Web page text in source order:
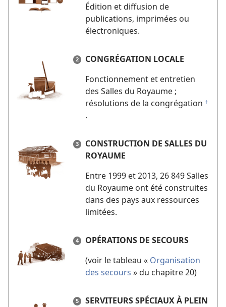
Édition et diffusion de
publications, imprimées ou
électroniques.
CONGRÉGATION LOCALE
Fonctionnement et entretien
des Salles du Royaume ;
résolutions de la congrégation f
.
CONSTRUCTION DE SALLES DU
ROYAUME
Entre 1999 et 2013, 26 849 Salles
du Royaume ont été construites
dans des pays aux ressources
limitées.
OPÉRATIONS DE SECOURS
(voir le tableau « Organisation
des secours » du chapitre 20)
SERVITEURS SPÉCIAUX À PLEIN